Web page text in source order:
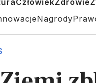
CzłowiekZdrowie
Nagrody